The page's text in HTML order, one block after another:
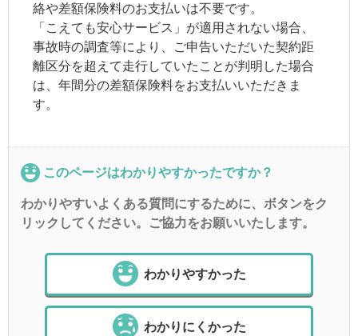
絡や差額保険料のお支払いは不要です。
「こえても安心サービス」が適用されない場合、
事故時の調査等により、ご申告いただいた契約距
離区分を超えて走行していたことが判明した場合
は、年間分の差額保険料をお支払いいただきま
す。
このページはわかりやすかったですか？
わかりやすいよくある質問にするために、ボタンをク
リックしてください。ご協力をお願いいたします。
わかりやすかった
わかりにくかった